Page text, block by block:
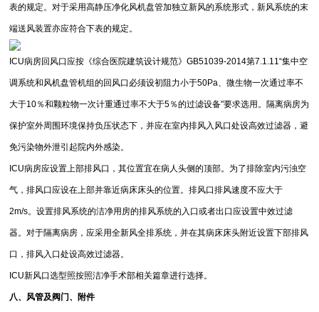
表的规定。对于采用高静压净化风机盘管加独立新风的系统形式，新风系统的末
端送风装置亦应符合下表的规定。
ICU病房回风口应按《综合医院建筑设计规范》GB51039-2014第7.1.11“集中空
调系统和风机盘管机组的回风口必须设初阻力小于50Pa、微生物一次通过率不
大于10％和颗粒物一次计重通过率不大于5％的过滤设备"要求选用。隔离病房为
保护室外周围环境保持负压状态下，并应在室内排风入风口处设高效过滤器，避
免污染物外泄引起院内外感染。
ICU病房应设置上部排风口，其位置宜在病人头侧的顶部。为了排除室内污浊空
气，排风口应设在上部并靠近病床床头的位置。排风口排风速度不应大于
2m/s。设置排风系统的洁净用房的排风系统的入口或者出口应设置中效过滤
器。对于隔离病房，应采用全新风全排系统，并在其病床床头附近设置下部排风
口，排风入口处设高效过滤器。
ICU新风口选型照按照洁净手术部相关篇章进行选择。
八、风管及阀门、附件